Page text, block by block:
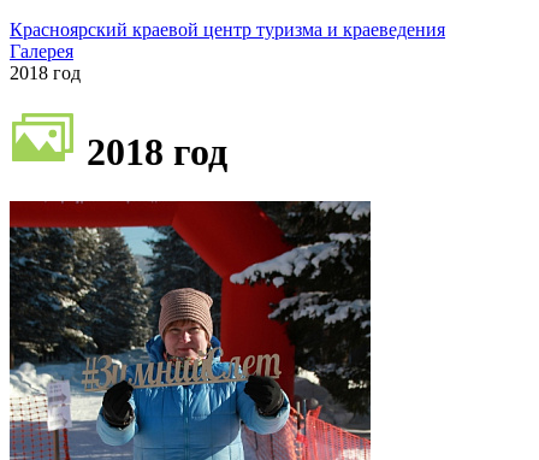
Красноярский краевой центр туризма и краеведения
Галерея
2018 год
2018 год